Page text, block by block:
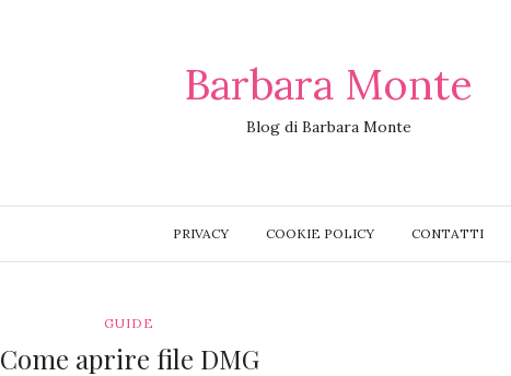
Barbara Monte
Blog di Barbara Monte
PRIVACY COOKIE POLICY CONTATTI
GUIDE
Come aprire file DMG